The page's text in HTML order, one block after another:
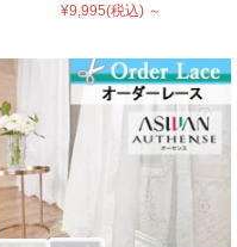
¥9,995(税込) ～